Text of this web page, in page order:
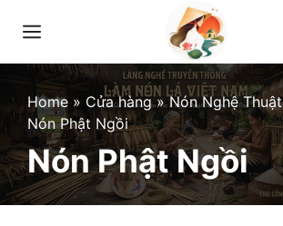
Menu
Home » Cửa hàng »Nón Nghệ Thuật
Nón Phật Ngồi
Nón Phật Ngồi